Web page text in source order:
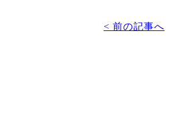
< 前の記事へ